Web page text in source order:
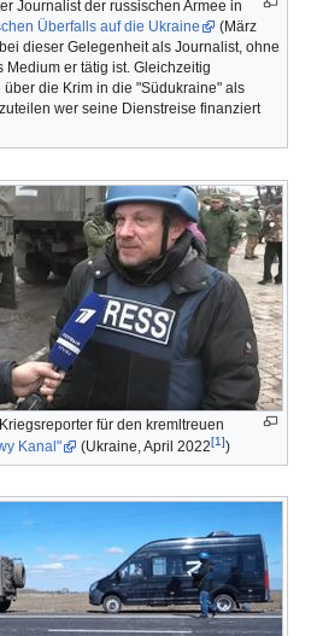
Journalist der russischen Armee in
Überfalls auf die Ukraine
(März
dieser Gelegenheit als Journalist, ohne
er tätig ist. Gleichzeitig
die Krim in die "Südukraine" als
wer seine Dienstreise finanziert
für den kremltreuen
Kanal" (Ukraine, April 2022[1])